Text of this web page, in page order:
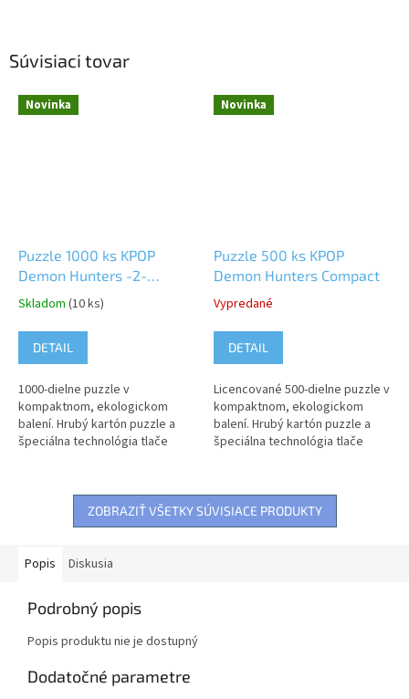
Súvisiaci tovar
Novinka
Puzzle 1000 ks KPOP
Demon Hunters -2-
Compact
Skladom (10 ks)
DETAIL
1000-dielne puzzle v
kompaktnom, ekologickom
balení. Hrubý kartón puzzle a
špeciálna technológia tlače
Novinka
Puzzle 500 ks KPOP
Demon Hunters Compact
Vypredané
DETAIL
Licencované 500-dielne puzzle v
kompaktnom, ekologickom
balení. Hrubý kartón puzzle a
špeciálna technológia tlače
49 cm...
ZOBRAZIŤ VŠETKY SÚVISIACE PRODUKTY
Popis Diskusia
Podrobný popis
Popis produktu nie je dostupný
Dodatočné parametre